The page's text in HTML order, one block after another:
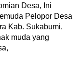
Desa, Ini
Pelopor Desa
Kab. Sukabumi,
muda yang